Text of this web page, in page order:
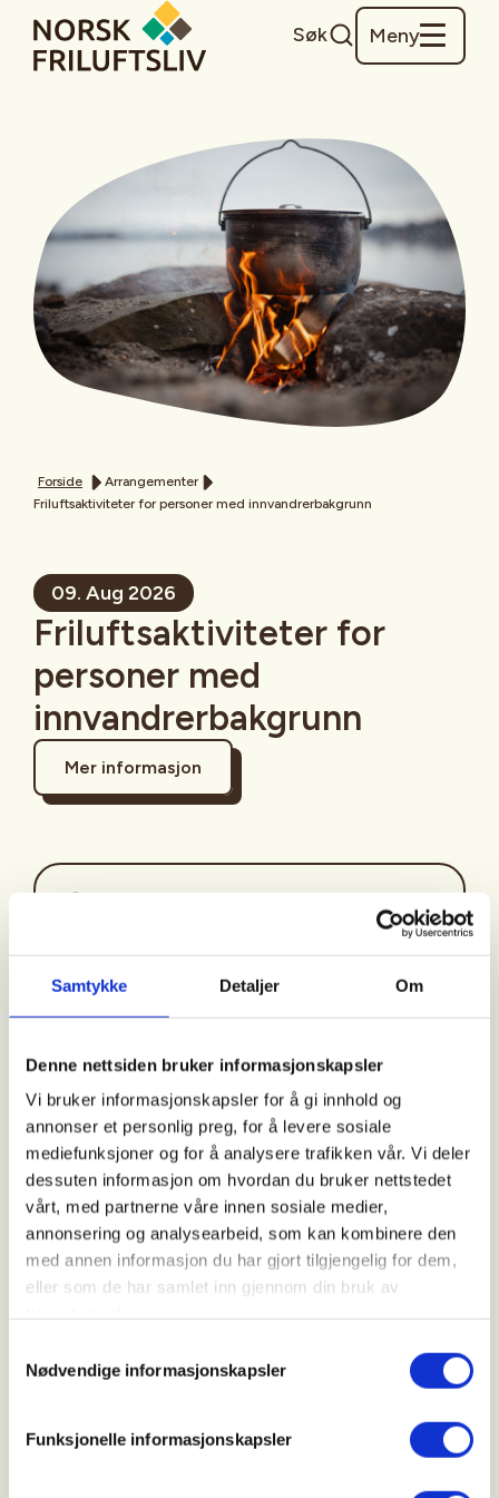
Samtykke Detaljer Om
Denne nettsiden bruker informasjonskapsler
Vi bruker informasjonskapsler for å gi innhold og
annonser et personlig preg, for å levere sosiale
mediefunksjoner og for å analysere trafikken vår. Vi deler
dessuten informasjon om hvordan du bruker nettstedet
vårt, med partnerne våre innen sosiale medier,
annonsering og analysearbeid, som kan kombinere den
med annen informasjon du har gjort tilgjengelig for dem,
eller som de har samlet inn gjennom din bruk av
Nødvendige informasjonskapsler
Funksjonelle informasjonskapsler
Søk Meny
Forside
Arrangementer
Friluftsaktiviteter for personer med innvandrerbakgrunn
09. Aug 2026
Friluftsaktiviteter for
personer med
innvandrerbakgrunn
Mer informasjon
Kl. 11.00 - 14.00
Arrangør
Balsfjord JFF
Kontaktperson
apede@online.no
Foreningen ønsker å invitere personer med
innvandrerbakgrunn å være med oss der vi vil ha en